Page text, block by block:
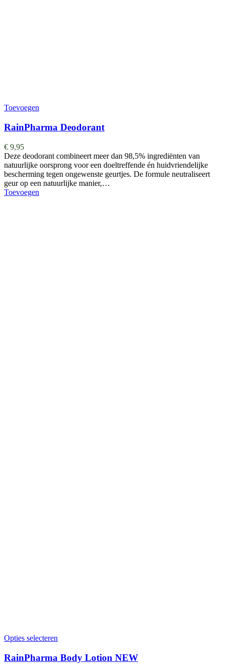
Toevoegen
RainPharma Deodorant
€ 9,95
Deze deodorant combineert meer dan 98,5% ingrediënten van
natuurlijke oorsprong voor een doeltreffende én huidvriendelijke
bescherming tegen ongewenste geurtjes. De formule neutraliseert
geur op een natuurlijke manier,…
Toevoegen
Opties selecteren
RainPharma Body Lotion NEW